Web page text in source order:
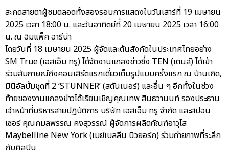
สะกดสายตาผู้ชมตลอดทั้งสองรอบการแสดงในวันเสาร์ที่ 19 เมษายน
2025 เวลา 18:00 น. และวันอาทิตย์ที่ 20 เมษายน 2025 เวลา 16:00
น. ณ อิมแพ็ค อารีน่า
โดยวันที่ 18 เมษายน 2025 ผู้จัดและต้นสังกัดในประเทศไทยอย่าง
SM True (เอสเอ็ม ทรู) ได้จัดงานแถลงข่าวซึ่ง TEN (เตนล์) ได้เข้า
ร่วมสัมภาษณ์ถึงคอนเสิร์ตแรกเดี่ยวเต็มรูปแบบครั้งแรก ณ บ้านเกิด,
มินิอัลบั้มชุดที่ 2 ‘STUNNER’ (สตันเนอร์) และอื่น ๆ อีกทั้งในช่วง
ท้ายของงานแถลงข่าวได้เรียนเชิญคุณเทพ สินธวานนท์ รองประธาน
เจ้าหน้าที่บริหารสายปฏิบัติการ บริษัท เอสเอ็ม ทรู จำกัด และสปอน
เซอร์ คุณกมลพรรณ คงสุวรรณ์ ผู้จัดการผลิตภัณฑ์อาวุโส
Maybelline New York (เมย์เบลลีน นิวยอร์ก) ร่วมถ่ายภาพที่ระลึก
กับศิลปิน